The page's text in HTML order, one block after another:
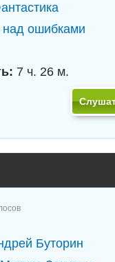
над ошибками
7 ч. 26 м.
Буторин